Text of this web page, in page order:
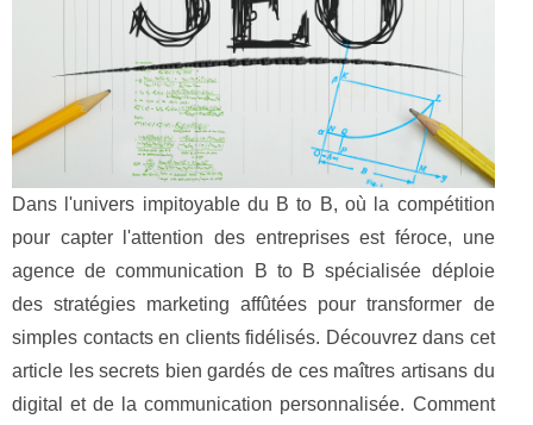
Dans l'univers impitoyable du B to B, où la compétition
pour capter l'attention des entreprises est féroce, une
agence de communication B to B spécialisée déploie
des stratégies marketing affûtées pour transformer de
simples contacts en clients fidélisés. Découvrez dans cet
article les secrets bien gardés de ces maîtres artisans du
digital et de la communication personnalisée. Comment